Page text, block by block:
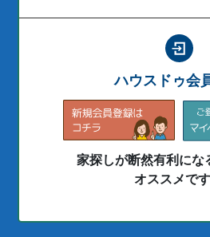
ハウスドゥ会
家探しが断然有利にな
オススメです